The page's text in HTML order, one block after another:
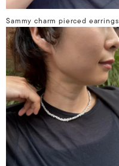
Sammy charm pierced earrings